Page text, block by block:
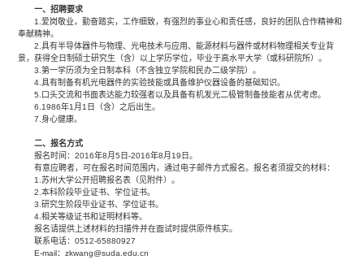
一、招聘要求
1.爱岗敬业，勤奋踏实，工作细致，有强烈的事业心和责任感，良好的团队合作精神和
奉献精神。
2.具有半导体器件与物理、光电技术与应用、能源材料与器件或材料物理相关专业背
景，获得全日制硕士研究生（含）以上学历学位，毕业于高水平大学（或科研院所）。
3.第一学历须为全日制本科（不含独立学院和民办二级学院）。
4.具有制备有机光电器件的实验技能或具备维护仪器设备的基础知识。
5.口头交流和书面表达能力较强者以及具备有机发光二极管制备技能者从优考虑。
6.1986年1月1日（含）之后出生。
7.身心健康。
二、报名方式
报名时间：2016年8月5日-2016年8月19日。
有意应聘者，可在报名时间范围内，通过电子邮件方式报名。报名者须提交的材料：
1.苏州大学公开招聘报名表（见附件）。
2.本科阶段毕业证书、学位证书。
3.研究生阶段毕业证书、学位证书。
4.相关等级证书和证明材料等。
报名请提供上述材料的扫描件并在面试时提供原件核实。
联系电话：0512-65880927
E-mail： zkwang@suda.edu.cn